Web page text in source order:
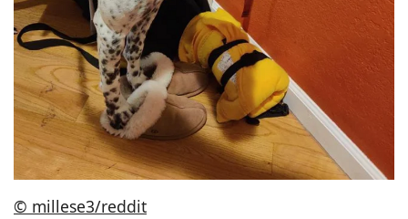
© millese3/reddit